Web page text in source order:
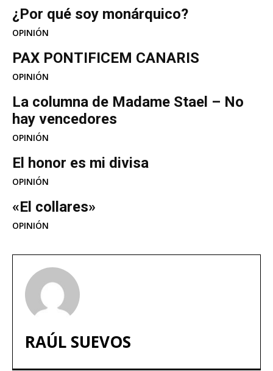
¿Por qué soy monárquico?
OPINIÓN
PAX PONTIFICEM CANARIS
OPINIÓN
La columna de Madame Stael – No
hay vencedores
OPINIÓN
El honor es mi divisa
OPINIÓN
«El collares»
OPINIÓN
RAÚL SUEVOS